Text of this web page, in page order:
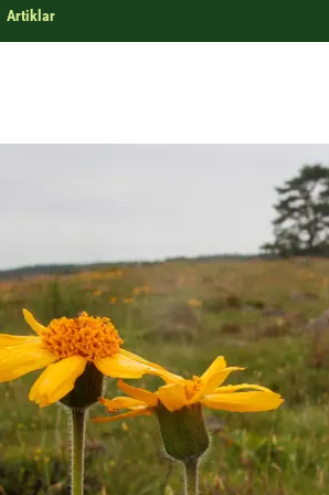
Artiklar